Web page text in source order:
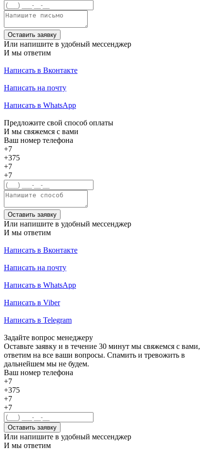
Оставить заявку
Или напишите в удобный мессенджер
И мы ответим
Написать в Вконтакте
Написать на почту
Написать в WhatsApp
Предложите свой способ оплаты
И мы свяжемся с вами
Ваш номер телефона
+7
+375
+7
+7
Оставить заявку
Или напишите в удобный мессенджер
И мы ответим
Написать в Вконтакте
Написать на почту
Написать в WhatsApp
Написать в Viber
Написать в Telegram
Задайте вопрос менеджеру
Оставьте заявку и в течение 30 минут мы свяжемся с вами,
ответим на все ваши вопросы. Спамить и тревожить в
дальнейшем мы не будем.
Ваш номер телефона
+7
+375
+7
+7
Оставить заявку
Или напишите в удобный мессенджер
И мы ответим